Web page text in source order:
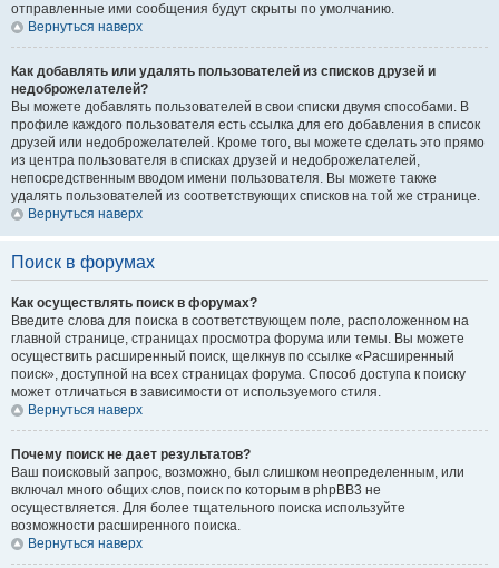
отправленные ими сообщения будут скрыты по умолчанию.
Вернуться наверх
Как добавлять или удалять пользователей из списков друзей и
недоброжелателей?
Вы можете добавлять пользователей в свои списки двумя способами. В
профиле каждого пользователя есть ссылка для его добавления в список
друзей или недоброжелателей. Кроме того, вы можете сделать это прямо
из центра пользователя в списках друзей и недоброжелателей,
непосредственным вводом имени пользователя. Вы можете также
удалять пользователей из соответствующих списков на той же странице.
Вернуться наверх
Поиск в форумах
Как осуществлять поиск в форумах?
Введите слова для поиска в соответствующем поле, расположенном на
главной странице, страницах просмотра форума или темы. Вы можете
осуществить расширенный поиск, щелкнув по ссылке «Расширенный
поиск», доступной на всех страницах форума. Способ доступа к поиску
может отличаться в зависимости от используемого стиля.
Вернуться наверх
Почему поиск не дает результатов?
Ваш поисковый запрос, возможно, был слишком неопределенным, или
включал много общих слов, поиск по которым в phpBB3 не
осуществляется. Для более тщательного поиска используйте
возможности расширенного поиска.
Вернуться наверх